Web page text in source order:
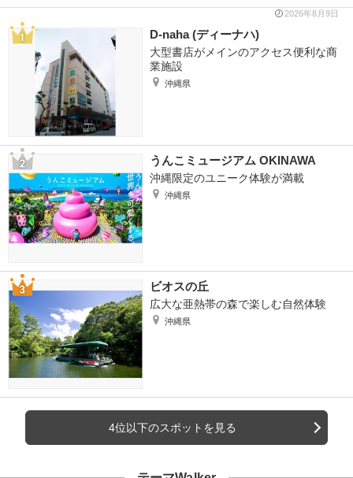
2026年8月9日
D-naha (ディーナハ)
大型書店がメインのアクセス便利な商
業施設
沖縄県
うんこミュージアム OKINAWA
沖縄限定のユニーク体験が満載
沖縄県
ビオスの丘
広大な亜熱帯の森で楽しむ自然体験
沖縄県
4位以下のスポットを見る